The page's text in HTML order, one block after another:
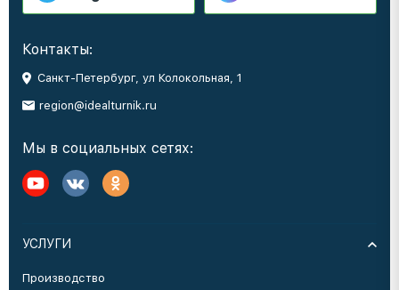
Контакты:
Санкт-Петербург, ул Колокольная, 1
region@idealturnik.ru
Мы в социальных сетях:
УСЛУГИ
Производство